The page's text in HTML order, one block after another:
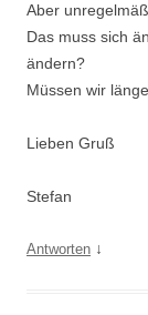
Aber
Das muss sich
ändern?
Müssen wir
Lieben Gruß
Stefan
Antworten ↓